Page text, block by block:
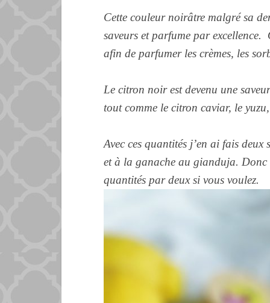
Cette couleur noirâtre malgré sa
saveurs et parfume par
afin de parfumer les crèmes, les
Le citron noir est devenu une
tout comme le citron caviar, le
Avec ces quantités j’en ai fais
et à la ganache au gianduja. Donc
quantités par deux si vous voulez.